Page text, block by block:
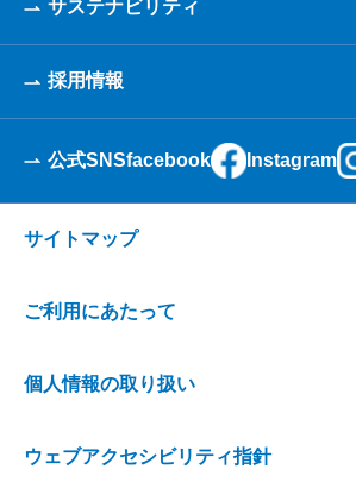
サステナビリティ
採用情報
公式SNSfacebook Instagram
サイトマップ
ご利用にあたって
個人情報の取り扱い
ウェブアクセシビリティ指針